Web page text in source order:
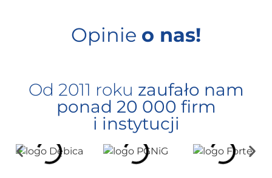
Opinie o nas!
Od 2011 roku zaufało nam
ponad 20 000 firm
i instytucji